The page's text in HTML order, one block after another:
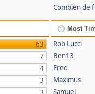
Combien de
63
7
4
3
Most
Rob Lucci
Ben13
Fred
Maximus
Samuel